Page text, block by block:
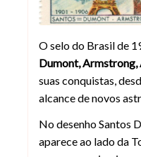
O selo do Brasil de
Dumont, Armstrong,
suas conquistas,
alcance de novos
No desenho Santos
aparece ao lado da